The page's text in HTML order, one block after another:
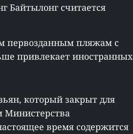
Байтылонг считается
первозданным пляжам с
привлекает иностранных
который закрыт для
Министерства
время содержится